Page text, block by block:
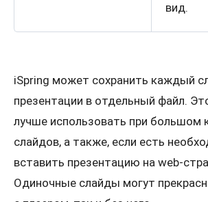
вид.
iSpring может сохранить каждый
презентации в отдельный файл.
лучше использовать при большом
слайдов, а также, если есть
вставить презентацию на web-
Одиночные слайды могут